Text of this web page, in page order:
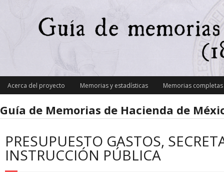
Acerca del proyecto Memorias y estadísticas Memorias
Guía de Memorias de Hacienda de
PRESUPUESTO GASTOS,
INSTRUCCIÓN PÚBLICA